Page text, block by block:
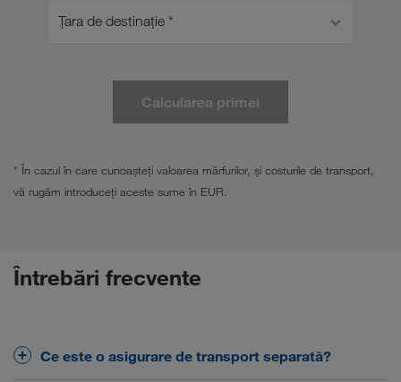
Ţara de destinaţie *
Calcularea primei
* În cazul în care cunoașteți valoarea mărfurilor, și costurile de transport,
vă rugăm introduceți aceste sume în EUR.
Întrebări frecvente
Ce este o asigurare de transport separată?